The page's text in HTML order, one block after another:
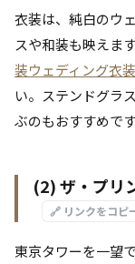
衣装は、純白のウ
スや和装も映えま
装ウェディング衣
い。ステンドグラ
ぶのもおすすめです
(2) ザ・プリ
🔗 リンクをコピ
東京タワーを一望